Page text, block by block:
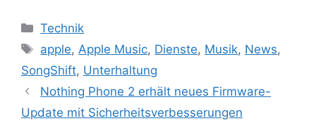
Kategorien
Technik
Schlagwörter
apple,Apple Music, Dienste, Musik, News,
SongShift, Unterhaltung
Nothing Phone 2 erhält neues Firmware-
Update mit Sicherheitsverbesserungen